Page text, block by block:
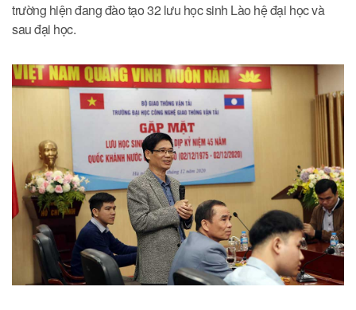
trường hiện đang đào tạo 32 lưu học sinh Lào hệ đại học và
sau đại học.